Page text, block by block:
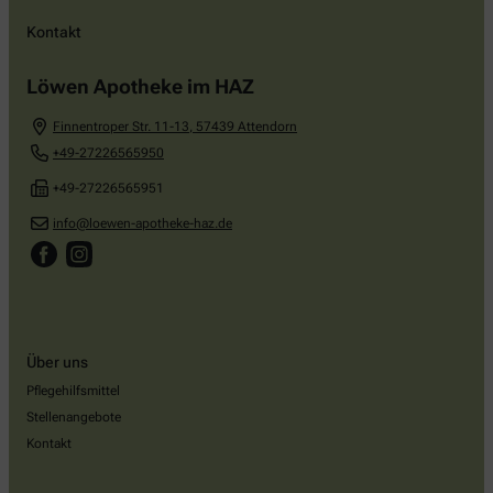
Kontakt
Löwen Apotheke im HAZ
Finnentroper Str. 11-13 57439 Attendorn
+49-27226565950
+49-27226565951
info@loewen-apotheke-haz.de
Über uns
Pflegehilfsmittel
Stellenangebote
Kontakt